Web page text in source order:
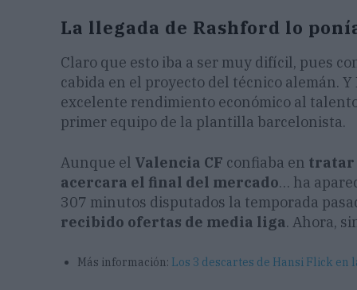
La llegada de Rashford lo
Claro que esto iba a ser muy difícil, pues
cabida en el proyecto del técnico alemán.
excelente rendimiento económico al
primer equipo de la plantilla barcelonista.
Aunque el Valencia CF confiaba en tratar
acercara el final del mercado… ha
307 minutos disputados la temporada
recibido ofertas de media liga. Ahora,
Más información: Los 3 descartes de Hansi Flick en